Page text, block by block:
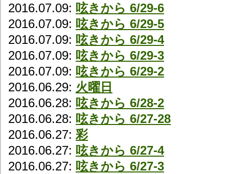
2016.07.09: 呟きから 6/29-6
2016.07.09: 呟きから 6/29-5
2016.07.09: 呟きから 6/29-4
2016.07.09: 呟きから 6/29-3
2016.07.09: 呟きから 6/29-2
2016.06.29: 火曜日
2016.06.28: 呟きから 6/28-2
2016.06.28: 呟きから 6/27-28
2016.06.27: 彩
2016.06.27: 呟きから 6/27-4
2016.06.27: 呟きから 6/27-3